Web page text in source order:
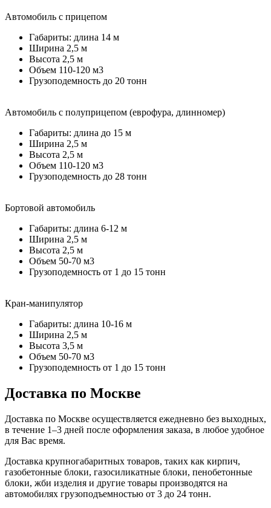
Автомобиль с прицепом
Габариты: длина 14 м
Ширина 2,5 м
Высота 2,5 м
Объем 110-120 м3
Грузоподемность до 20 тонн
Автомобиль с полуприцепом (еврофура, длинномер)
Габариты: длина до 15 м
Ширина 2,5 м
Высота 2,5 м
Объем 110-120 м3
Грузоподемность до 28 тонн
Бортовой автомобиль
Габариты: длина 6-12 м
Ширина 2,5 м
Высота 2,5 м
Объем 50-70 м3
Грузоподемность от 1 до 15 тонн
Кран-манипулятор
Габариты: длина 10-16 м
Ширина 2,5 м
Высота 3,5 м
Объем 50-70 м3
Грузоподемность от 1 до 15 тонн
Доставка по Москве
Доставка по Москве осуществляется ежедневно без выходных,
в течение 1–3 дней после оформления заказа, в любое удобное
для Вас время.
Доставка крупногабаритных товаров, таких как кирпич,
газобетонные блоки, газосиликатные блоки, пенобетонные
блоки, жби изделия и другие товары производятся на
автомобилях грузоподъемностью от 3 до 24 тонн.